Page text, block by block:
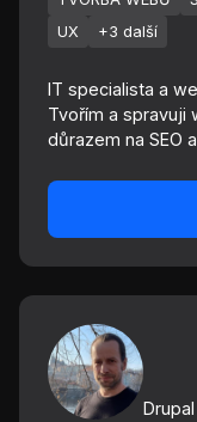
UX
+3 další
IT specialista a
Tvořím a spravuji
důrazem na SEO